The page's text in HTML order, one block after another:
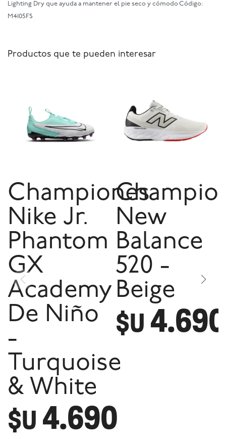
Lighting Dry que ayuda a mantener el pie seco y cómodo Código:
M4105FS
Productos que te pueden interesar
Championes
Nike Jr.
Phantom
GX
Academy
De Niño
-
Turquoise
& White
$U 4.690
New
Balance
520 -
Beige
$U 4.690